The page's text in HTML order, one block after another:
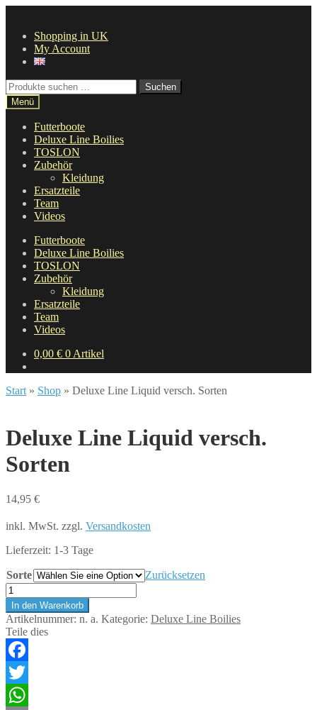
springen
springenShopping in UK
My Account
Suche
nach:
Suchen
Menü
Futterboote
Deluxe Line Boilies
TOSLON
Zubehör
Kleidung
Ersatzteile
Team
Videos
Futterboote
Deluxe Line Boilies
TOSLON
Zubehör
Kleidung
Ersatzteile
Team
Videos
0,00 € 0 Artikel
Start » Shop » Deluxe Line Liquid versch. Sorten
Deluxe Line Liquid versch.
Sorten
14,95 €
inkl. MwSt. zzgl. Versandkosten
Lieferzeit: 1-3 Tage
Sorte
Zurücksetzen
Deluxe
Line
Liquid
versch.
Sorten
Menge
In den Warenkorb
Artikelnummer: n. a. Kategorie: Deluxe Line Boilies
Teile dies
Facebook
Twitter